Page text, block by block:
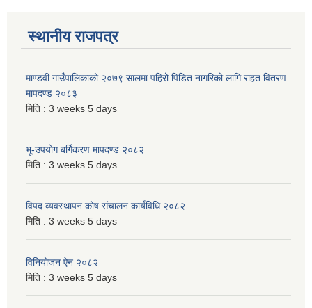
स्थानीय राजपत्र
माण्डवी गाउँपालिकाको २०७९ सालमा पहिरो पिडित नागरिको लागि राहत वितरण
मापदण्ड २०८३
मिति : 3 weeks 5 days
भू-उपयोग बर्गिकरण मापदण्ड २०८२
मिति : 3 weeks 5 days
विपद व्यवस्थापन कोष संचालन कार्यविधि २०८२
मिति : 3 weeks 5 days
विनियोजन ऐन २०८२
मिति : 3 weeks 5 days